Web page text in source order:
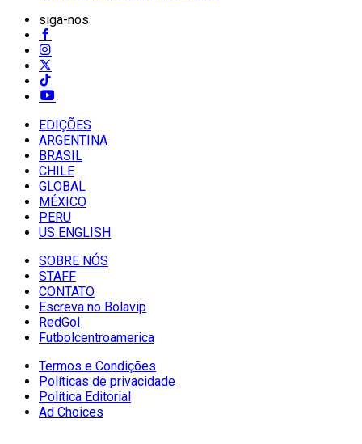
siga-nos
EDIÇÕES
ARGENTINA
BRASIL
CHILE
GLOBAL
MÉXICO
PERU
US ENGLISH
SOBRE NÓS
STAFF
CONTATO
Escreva no Bolavip
RedGol
Futbolcentroamerica
Termos e Condições
Políticas de privacidade
Política Editorial
Ad Choices